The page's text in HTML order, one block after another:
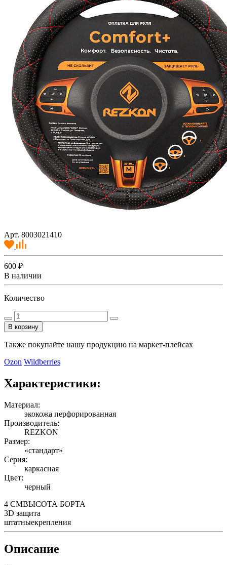
Арт. 8003021410
600 ₽
В наличии
Количество
В корзину
Также покупайте нашу продукцию на маркет-плейсах
Ozon Wildberries
Характеристики:
Материал:
экокожа перфорированная
Производитель:
REZKON
Размер:
«стандарт»
Серия:
каркасная
Цвет:
черный
4 СМВЫСОТА БОРТА
3D защита
штатныекрепления
Описание